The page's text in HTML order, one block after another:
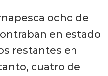
ocho de
en estado
restantes en
cuatro de